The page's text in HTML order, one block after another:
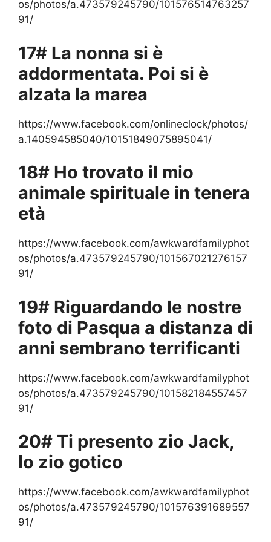
os/photos/a.473579245790/101576514763257
91/
17# La nonna si è
addormentata. Poi si è
alzata la marea
https://www.facebook.com/onlineclock/photos/
a.140594585040/10151849075895041/
18# Ho trovato il mio
animale spirituale in tenera
età
https://www.facebook.com/awkwardfamilyphot
os/photos/a.473579245790/101567021276157
91/
19# Riguardando le nostre
foto di Pasqua a distanza di
anni sembrano terrificanti
https://www.facebook.com/awkwardfamilyphot
os/photos/a.473579245790/101582184557457
91/
20# Ti presento zio Jack,
lo zio gotico
https://www.facebook.com/awkwardfamilyphot
os/photos/a.473579245790/101576391689557
91/